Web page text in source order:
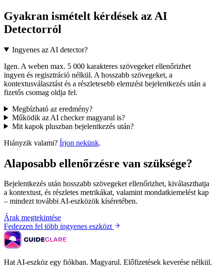
Gyakran ismételt kérdések az AI
Detectorról
Ingyenes az AI detector?
Igen. A weben max. 5 000 karakteres szövegeket ellenőrizhet
ingyen és regisztráció nélkül. A hosszabb szövegeket, a
kontextusválasztást és a részletesebb elemzést bejelentkezés után a
fizetős csomag oldja fel.
Megbízható az eredmény?
Működik az AI checker magyarul is?
Mit kapok pluszban bejelentkezés után?
Hiányzik valami? Írjon nekünk.
Alaposabb ellenőrzésre van szüksége?
Bejelentkezés után hosszabb szövegeket ellenőrizhet, kiválaszthatja
a kontextust, és részletes metrikákat, valamint mondatkiemelést kap
– mindezt további AI-eszközök kíséretében.
Árak megtekintése
Fedezzen fel több ingyenes eszközt
Hat AI-eszköz egy fiókban. Magyarul. Előfizetések keverése nélkül.